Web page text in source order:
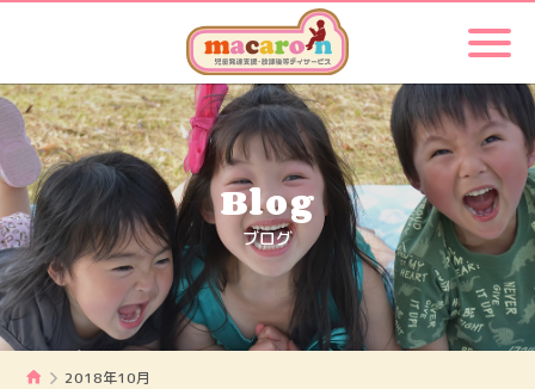
Blog
ブログ
2018年10月